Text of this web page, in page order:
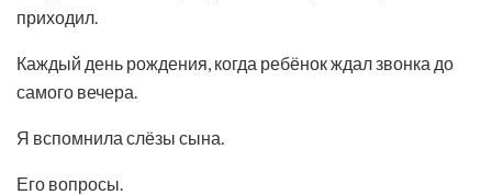
приходил.
Каждый день рождения, когда ребёнок ждал звонка до
самого вечера.
Я вспомнила слёзы сына.
Его вопросы.